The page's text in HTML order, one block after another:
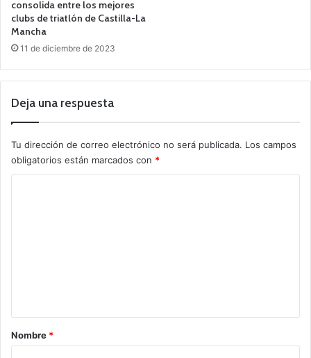
consolida entre los mejores
clubs de triatlón de Castilla-La
Mancha
11 de diciembre de 2023
Deja una respuesta
Tu dirección de correo electrónico no será publicada. Los campos
obligatorios están marcados con *
r
Nombre *